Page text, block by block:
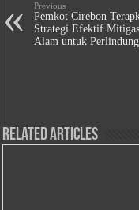
Previous
Pemkot Cirebon
Strategi Efektif
Alam untuk
Related Articles